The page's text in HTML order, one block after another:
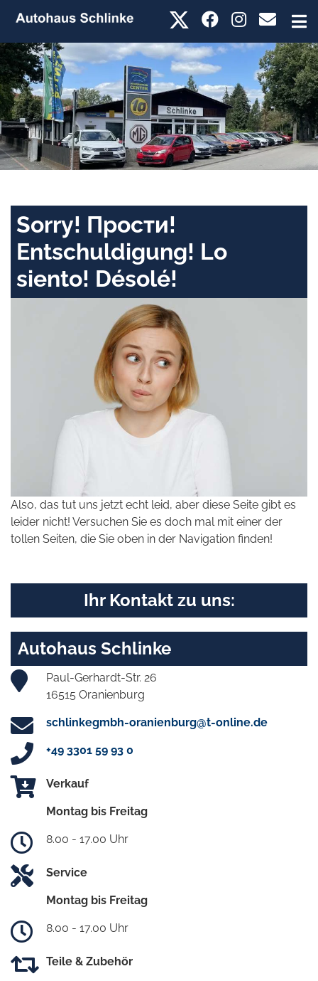
Sorry! Прости!
Entschuldigung! Lo
siento! Désolé!
Also, das tut uns jetzt echt leid, aber diese Seite gibt es
leider nicht! Versuchen Sie es doch mal mit einer der
tollen Seiten, die Sie oben in der Navigation finden!
Ihr Kontakt zu uns:
Autohaus Schlinke
Paul-Gerhardt-Str. 26
16515 Oranienburg
schlinkegmbh-oranienburg@t-online.de
+49 3301 59 93 0
Verkauf
Montag bis Freitag
8.00 - 17.00 Uhr
Service
Montag bis Freitag
8.00 - 17.00 Uhr
Teile & Zubehör